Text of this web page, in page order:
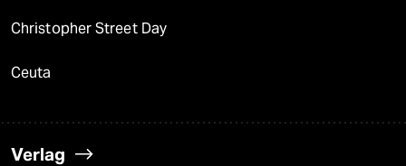
Christopher Street Day
Ceuta
Verlag